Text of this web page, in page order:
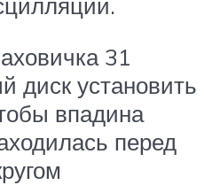
31
диск установить
впадина
перед